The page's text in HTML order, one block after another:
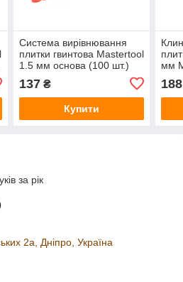
Система вирівнювання
плитки гвинтова Mastertool
1.5 мм основа (100 шт.)
137₴
Купити
мм
188
за рік
2а, Дніпро, Україна